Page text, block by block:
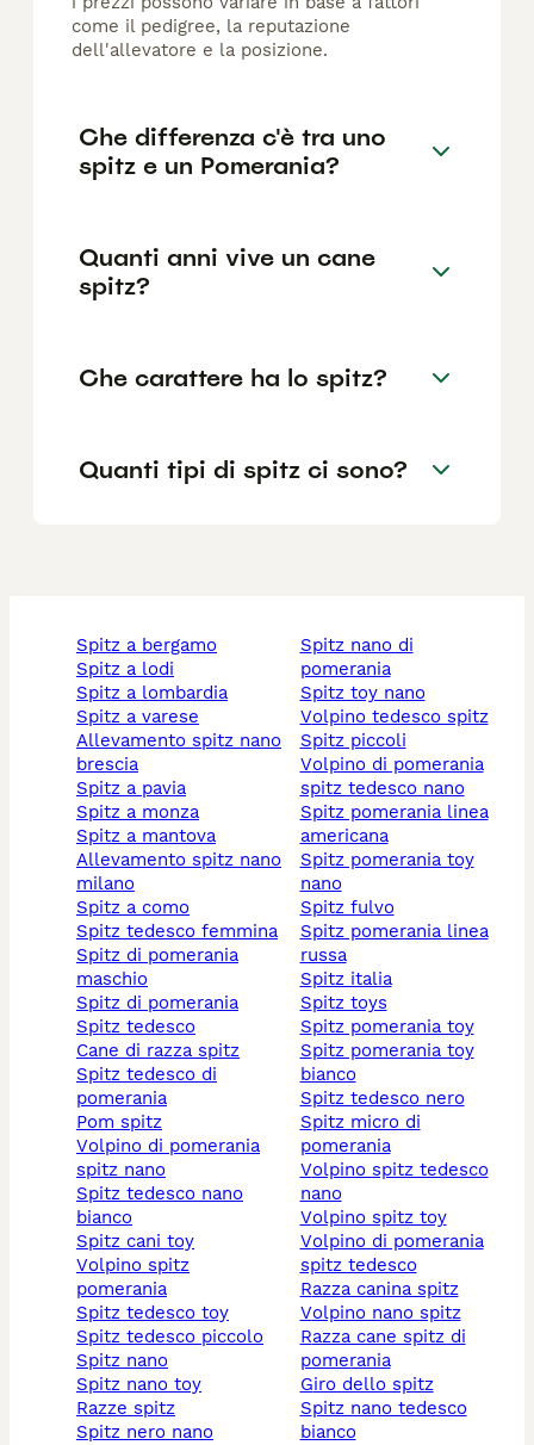
come il pedigree, la reputazione
dell'allevatore e la posizione.
Che differenza c'è tra uno
spitz e un Pomerania?
Quanti anni vive un cane
spitz?
Che carattere ha lo spitz?
Quanti tipi di spitz ci sono?
spitz a bergamo
spitz a lodi
spitz a lombardia
spitz a varese
allevamento spitz nano
brescia
spitz a pavia
spitz a monza
spitz a mantova
allevamento spitz nano
milano
spitz a como
spitz tedesco femmina
spitz di pomerania
maschio
spitz di pomerania
spitz tedesco
cane di razza spitz
spitz tedesco di
pomerania
pom spitz
volpino di pomerania
spitz nano
spitz tedesco nano
bianco
spitz cani toy
volpino spitz
pomerania
spitz tedesco toy
spitz tedesco piccolo
spitz nano
spitz nano toy
razze spitz
spitz nero nano
spitz nano di
pomerania
spitz toy nano
volpino tedesco spitz
spitz piccoli
volpino di pomerania
spitz tedesco nano
spitz pomerania linea
americana
spitz pomerania toy
nano
spitz fulvo
spitz pomerania linea
russa
spitz italia
spitz toys
spitz pomerania toy
spitz pomerania toy
bianco
spitz tedesco nero
spitz micro di
pomerania
volpino spitz tedesco
nano
volpino spitz toy
volpino di pomerania
spitz tedesco
razza canina spitz
volpino nano spitz
razza cane spitz di
pomerania
giro dello spitz
spitz nano tedesco
bianco